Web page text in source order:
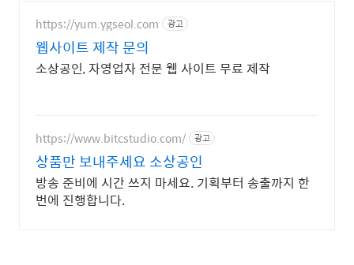
https://yum.ygseol.com 광고
웹사이트 제작 문의
소상공인, 자영업자 전문 웹 사이트 무료 제작
https://www.bitcstudio.com/ 광고
상품만 보내주세요 소상공인
방송 준비에 시간 쓰지 마세요. 기획부터 송출까지 한
번에 진행합니다.